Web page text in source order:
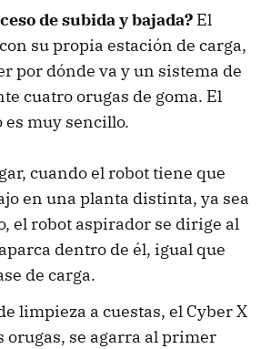
de subida y bajada? El
su propia estación de carga,
por dónde va y un sistema de
cuatro orugas de goma. El
muy sencillo.
cuando el robot tiene que
en una planta distinta, ya sea
el robot aspirador se dirige al
dentro de él, igual que
de carga.
limpieza a cuestas, el Cyber X
orugas, se agarra al primer